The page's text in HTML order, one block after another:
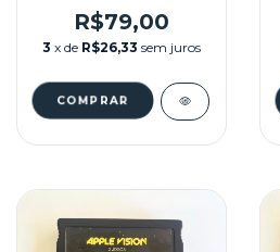
R$79,00
3 x de R$26,33 sem juros